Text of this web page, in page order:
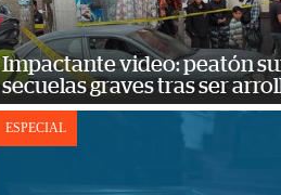
Impactante video: peatón
secuelas graves tras ser
ESPECIAL